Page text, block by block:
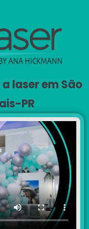
laser em São
PR